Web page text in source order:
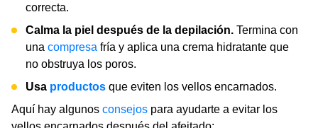
correcta.
Calma la piel después de la depilación. Termina con
una compresa fría y aplica una crema hidratante que
no obstruya los poros.
Usa productos que eviten los vellos encarnados.
Aquí hay algunos consejos para ayudarte a evitar los